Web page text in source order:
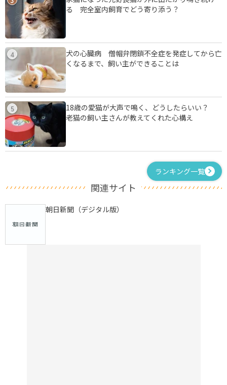
る 完全室内飼育でどう寄り添う？
4
犬の心臓病 僧帽弁閉鎖不全症を発症してから亡
くなるまで、飼い主ができることは
5
18歳の愛猫が大声で鳴く、どうしたらいい？
老猫の飼い主さんが教えてくれた心構え
ランキング一覧
関連サイト
朝日新聞（デジタル版）